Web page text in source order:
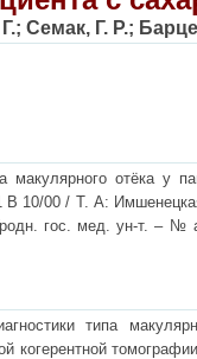
; Семак, Г. Р.;
макулярного отёка у
10/00 / Т. А:
гос. мед. ун-т. –
типа
когерентной